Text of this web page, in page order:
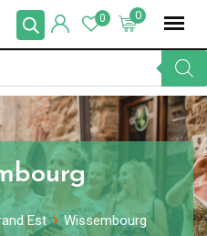
0
0
Est Wissembourg